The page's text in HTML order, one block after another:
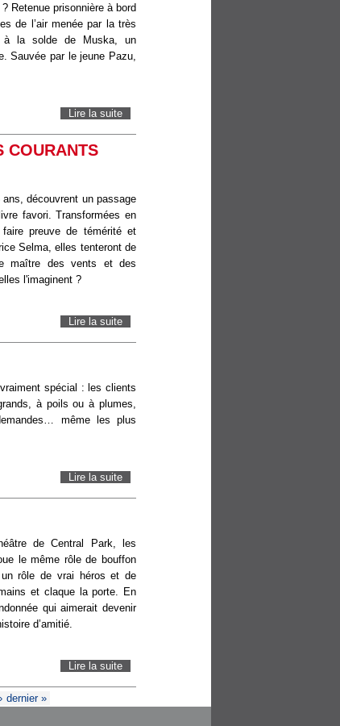
Retenue prisonnière à bord
de l’air menée par la très
à la solde de Muska, un
Sauvée par le jeune Pazu,
Lire la suite
COURANTS
découvrent un passage
favori. Transformées en
preuve de témérité et
Selma, elles tenteront de
maître des vents et des
l'imaginent ?
Lire la suite
spécial : les clients
à poils ou à plumes,
même les plus
Lire la suite
de Central Park, les
le même rôle de bouffon
rôle de vrai héros et de
et claque la porte. En
qui aimerait devenir
d’amitié.
Lire la suite
dernier »